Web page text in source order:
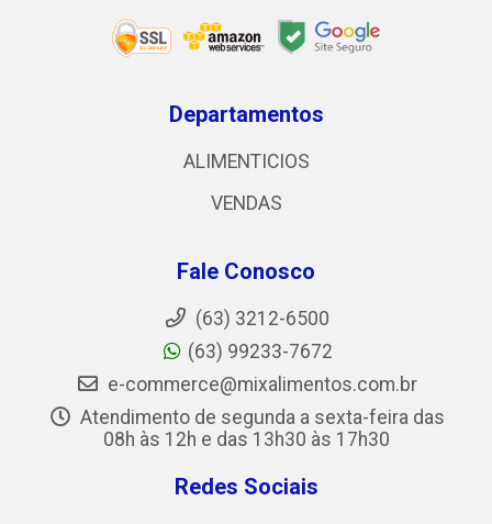
Departamentos
ALIMENTICIOS
VENDAS
Fale Conosco
(63) 3212-6500
(63) 99233-7672
e-commerce@mixalimentos.com.br
Atendimento de segunda a sexta-feira das
08h às 12h e das 13h30 às 17h30
Redes Sociais